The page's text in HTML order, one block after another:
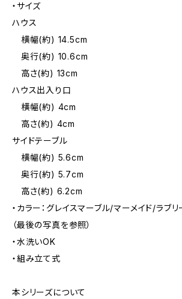
・サイズ
ハウス
横幅(約) 14.5cm
奥行(約) 10.6cm
高さ(約) 13cm
ハウス出入り口
横幅(約) 4cm
高さ(約) 4cm
サイドテーブル
横幅(約) 5.6cm
奥行(約) 5.7cm
高さ(約) 6.2cm
・カラー：グレイスマーブル/マーメイド/ラブ
（最後の写真を参照）
・水洗いOK
・組み立て式
本シリーズについて